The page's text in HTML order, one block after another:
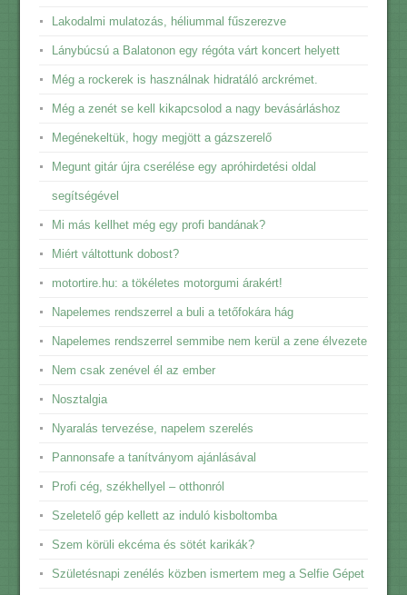
Lakodalmi mulatozás, héliummal fűszerezve
Lánybúcsú a Balatonon egy régóta várt koncert helyett
Még a rockerek is használnak hidratáló arckrémet.
Még a zenét se kell kikapcsolod a nagy bevásárláshoz
Megénekeltük, hogy megjött a gázszerelő
Megunt gitár újra cserélése egy apróhirdetési oldal
segítségével
Mi más kellhet még egy profi bandának?
Miért váltottunk dobost?
motortire.hu: a tökéletes motorgumi árakért!
Napelemes rendszerrel a buli a tetőfokára hág
Napelemes rendszerrel semmibe nem kerül a zene élvezete
Nem csak zenével él az ember
Nosztalgia
Nyaralás tervezése, napelem szerelés
Pannonsafe a tanítványom ajánlásával
Profi cég, székhellyel – otthonról
Szeletelő gép kellett az induló kisboltomba
Szem körüli ekcéma és sötét karikák?
Születésnapi zenélés közben ismertem meg a Selfie Gépet